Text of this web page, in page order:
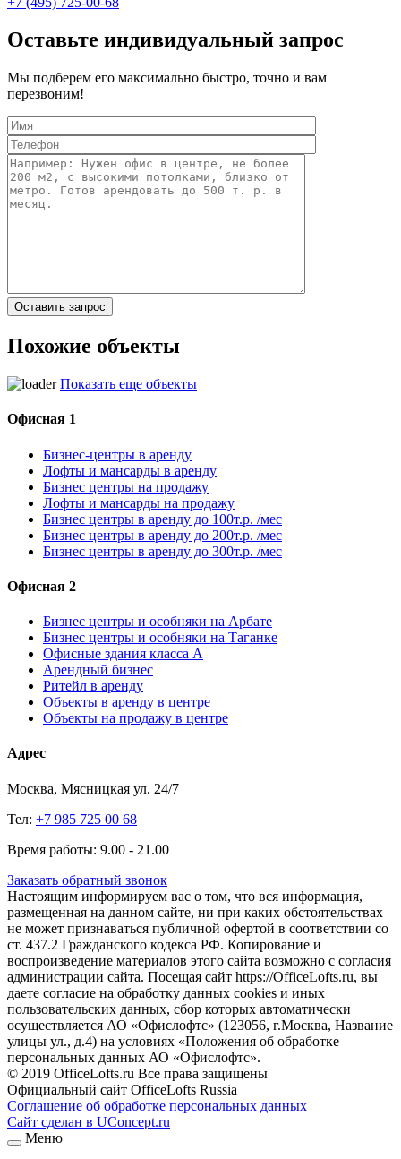
Оставьте индивидуальный запрос
Мы подберем его максимально быстро, точно и вам
перезвоним!
Похожие объекты
Показать еще объекты
Офисная 1
Бизнес-центры в аренду
Лофты и мансарды в аренду
Бизнес центры на продажу
Лофты и мансарды на продажу
Бизнес центры в аренду до 100т.р. /мес
Бизнес центры в аренду до 200т.р. /мес
Бизнес центры в аренду до 300т.р. /мес
Офисная 2
Бизнес центры и особняки на Арбате
Бизнес центры и особняки на Таганке
Офисные здания класса А
Арендный бизнес
Ритейл в аренду
Объекты в аренду в центре
Объекты на продажу в центре
Адрес
Москва, Мясницкая ул. 24/7
Тел: +7 985 725 00 68
Время работы: 9.00 - 21.00
Заказать обратный звонок
Настоящим информируем вас о том, что вся информация,
размещенная на данном сайте, ни при каких обстоятельствах
не может признаваться публичной офертой в соответствии со
ст. 437.2 Гражданского кодекса РФ. Копирование и
воспроизведение материалов этого сайта возможно с согласия
администрации сайта. Посещая сайт https://OfficeLofts.ru, вы
даете согласие на обработку данных cookies и иных
пользовательских данных, сбор которых автоматически
осуществляется АО «Офислофтс» (123056, г.Москва, Название
улицы ул., д.4) на условиях «Положения об обработке
персональных данных АО «Офислофтс».
© 2019 OfficeLofts.ru Все права защищены
Официальный сайт OfficeLofts Russia
Соглашение об обработке персональных данных
Сайт сделан в UConcept.ru
Меню